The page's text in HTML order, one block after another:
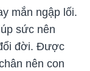
mắn ngập lối.
sức nên
đời. Được
nên con